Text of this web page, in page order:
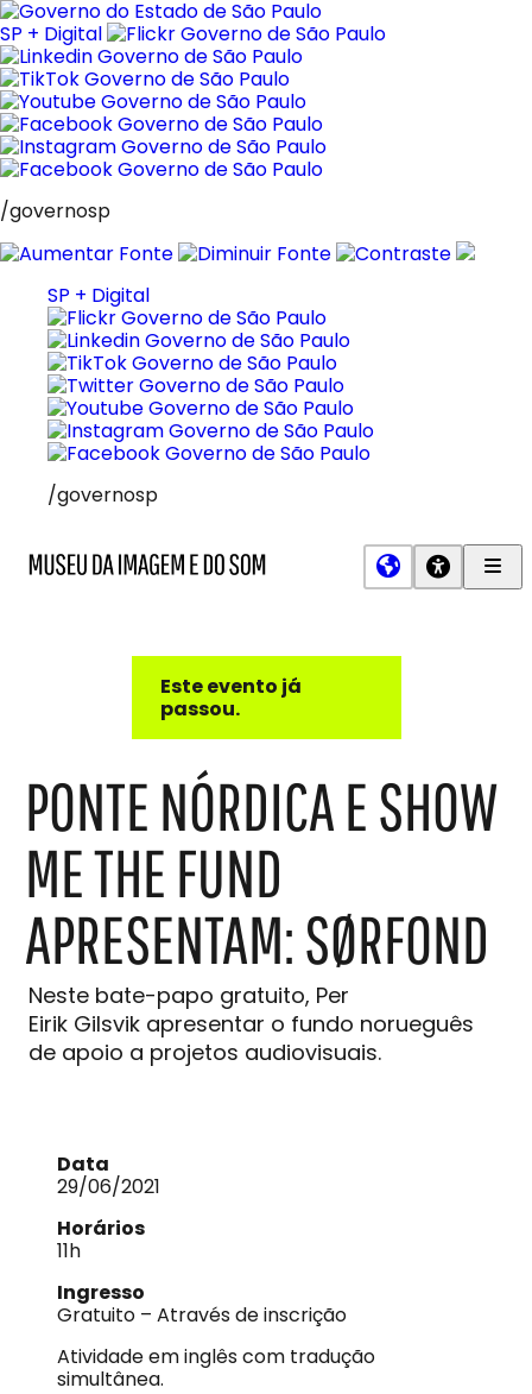
Pular
para
o
conteúdo
SP + Digital
/governosp
SP + Digital
/governosp
Este evento já
passou.
PONTE NÓRDICA E SHOW
ME THE FUND
APRESENTAM: SØRFOND
Neste bate-papo gratuito, Per
Eirik Gilsvik apresentar o fundo norueguês
de apoio a projetos audiovisuais.
Data
29/06/2021
Horários
11h
Ingresso
Gratuito – Através de inscrição
Atividade em inglês com tradução
simultânea.